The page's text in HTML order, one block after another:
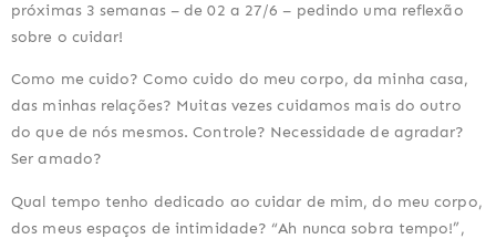
próximas 3 semanas – de 02 a 27/6 – pedindo uma reflexão
sobre o cuidar!
Como me cuido? Como cuido do meu corpo, da minha casa,
das minhas relações? Muitas vezes cuidamos mais do outro
do que de nós mesmos. Controle? Necessidade de agradar?
Ser amado?
Qual tempo tenho dedicado ao cuidar de mim, do meu corpo,
dos meus espaços de intimidade? “Ah nunca sobra tempo!”,